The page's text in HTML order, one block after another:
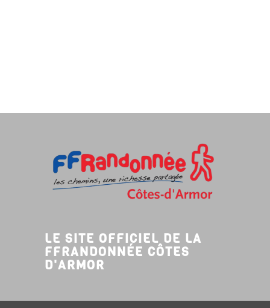
LE SITE OFFICIEL DE LA
FFRANDONNÉE CÔTES
D'ARMOR